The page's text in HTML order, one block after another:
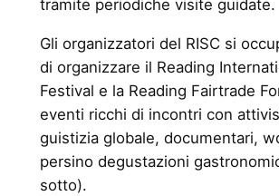
tramite periodiche visite guidate.
Gli organizzatori del RISC si
di organizzare il Reading
Festival e la Reading Fairtrade
eventi ricchi di incontri con
guistizia globale, documentari,
persino degustazioni
sotto).